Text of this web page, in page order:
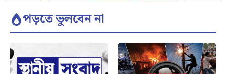
পড়তে ভুলবেন না